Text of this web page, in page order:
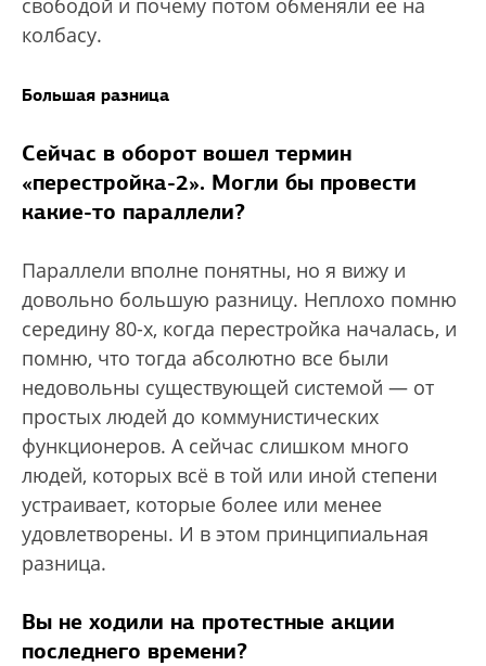
свободой и почему потом обменяли ее на
колбасу.
Большая разница
Сейчас в оборот вошел термин
«перестройка-2». Могли бы провести
какие-то параллели?
Параллели вполне понятны, но я вижу и
довольно большую разницу. Неплохо помню
середину 80-х, когда перестройка началась, и
помню, что тогда абсолютно все были
недовольны существующей системой — от
простых людей до коммунистических
функционеров. А сейчас слишком много
людей, которых всё в той или иной степени
устраивает, которые более или менее
удовлетворены. И в этом принципиальная
разница.
Вы не ходили на протестные акции
последнего времени?